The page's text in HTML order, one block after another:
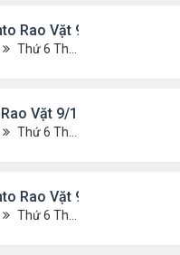
Rao Vặt 9/17/21- 9/24/21
Thứ 6 Tháng 9 17, 2021 2:33 pm
Vặt 9/10/21- 9/17/21
Thứ 6 Tháng 9 10, 2021 1:44 pm
Rao Vặt 9/10/21- 9/17/21
Thứ 6 Tháng 9 10, 2021 1:39 pm